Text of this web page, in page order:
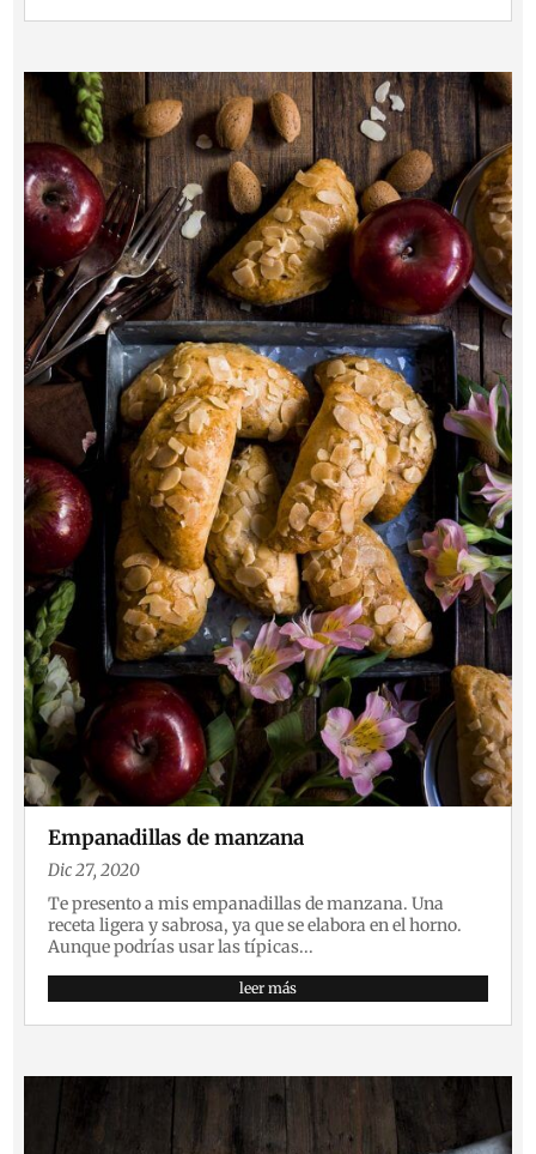
Empanadillas de manzana
Dic 27, 2020
Te presento a mis empanadillas de manzana. Una
receta ligera y sabrosa, ya que se elabora en el horno.
Aunque podrías usar las típicas...
leer más